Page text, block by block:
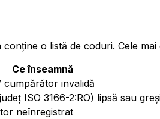
o listă de coduri. Cele
Ce înseamnă
cumpărător invalidă
ISO 3166-2:RO) lipsă sau
neînregistrat